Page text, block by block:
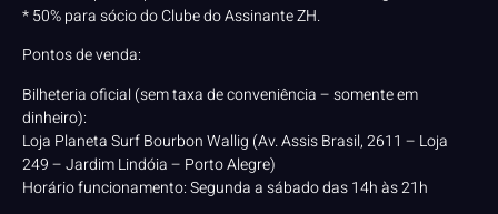
* 50% para sócio do Clube do Assinante ZH.
Pontos de venda:
Bilheteria oficial (sem taxa de conveniência – somente em
dinheiro):
Loja Planeta Surf Bourbon Wallig (Av. Assis Brasil, 2611 – Loja
249 – Jardim Lindóia – Porto Alegre)
Horário funcionamento: Segunda a sábado das 14h às 21h